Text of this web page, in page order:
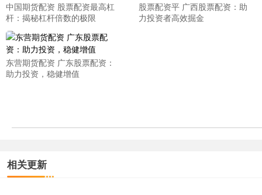
中国期货配资 股票配资最高杠
杆：揭秘杠杆倍数的极限
股票配资平 广西股票配资：助
力投资者高效掘金
东营期货配资 广东股票配资：
助力投资，稳健增值
相关更新